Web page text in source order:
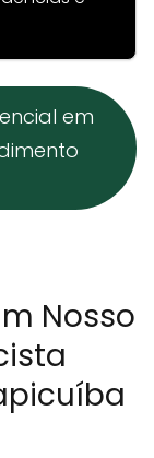
em
Nosso